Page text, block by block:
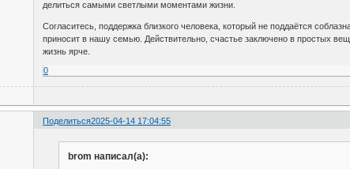
делиться самыми светлыми моментами жизни.
Согласитесь, поддержка близкого человека, который не поддаётся
приносит в нашу семью. Действительно, счастье заключено в простых
жизнь ярче.
0
Поделиться2025-04-14 17:04:55
brom написал(а):